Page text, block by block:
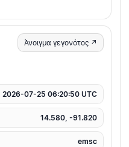
Άνοιγμα γεγονότος ↗
2026-07-25 06:20:50 UTC
14.580, -91.820
emsc